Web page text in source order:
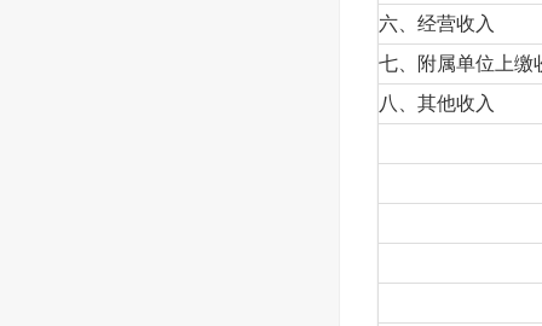
六、经营收入
七、附属单位上缴
八、其他收入